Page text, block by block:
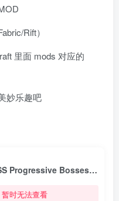
Rift）
里面 mods 对应的
妙乐趣吧
我的世界1.18.2-1.12.2进化的BOSS Progressive Bosses Mod
时无法查看